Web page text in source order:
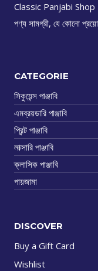
Classic Panjabi Shop –
পণ্য সামগ্রী, যে কোনো
CATEGORIE
সিকুয়েন্স পাঞ্জাবি
এমব্রয়ডারি পাঞ্জাবি
প্রিন্ট পাঞ্জাবি
লাক্সারি পাঞ্জাবি
ক্লাসিক পাঞ্জাবি
পায়জামা
DISCOVER
Buy a Gift Card
Wishlist